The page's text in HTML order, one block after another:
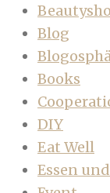
Blog
Books
DIY
Eat Well
Essen